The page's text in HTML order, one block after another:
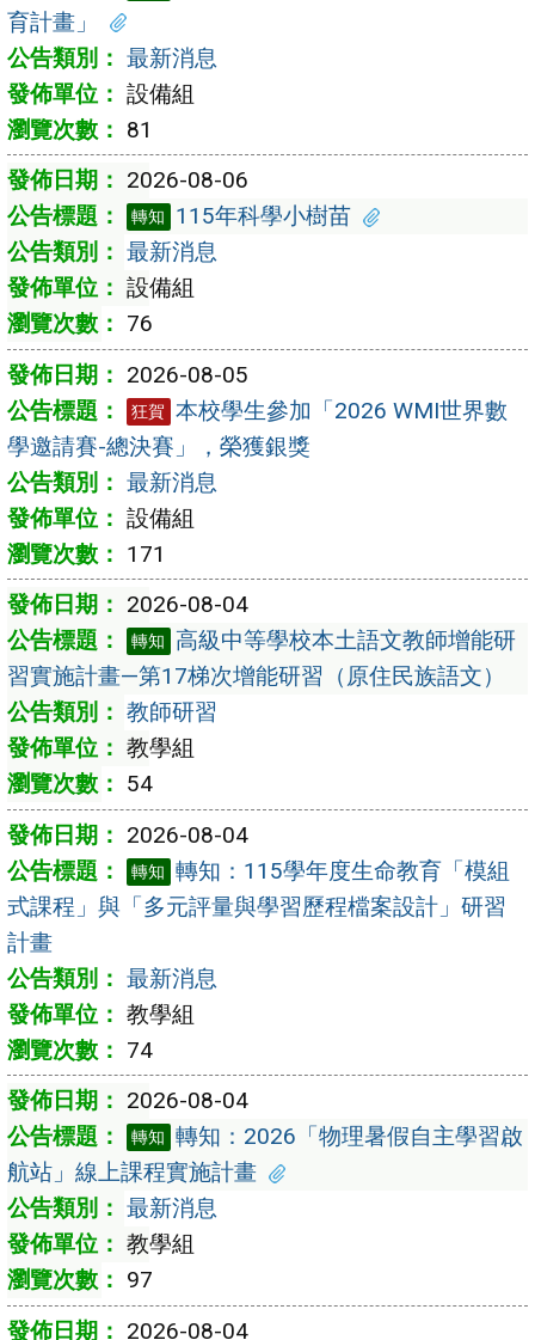
育計畫」
最新消息
設備組
81
2026-08-06
轉知
115年科學小樹苗
最新消息
設備組
76
2026-08-05
狂賀 本校學生參加「2026 WMI世界數
學邀請賽-總決賽」，榮獲銀獎
最新消息
設備組
171
2026-08-04
轉知 高級中等學校本土語文教師增能研
習實施計畫—第17梯次增能研習（原住民族語文）
教師研習
教學組
54
2026-08-04
轉知 轉知：115學年度生命教育「模組
式課程」與「多元評量與學習歷程檔案設計」研習
計畫
最新消息
教學組
74
2026-08-04
轉知 轉知：2026「物理暑假自主學習啟
航站」線上課程實施計畫
最新消息
教學組
97
2026-08-04